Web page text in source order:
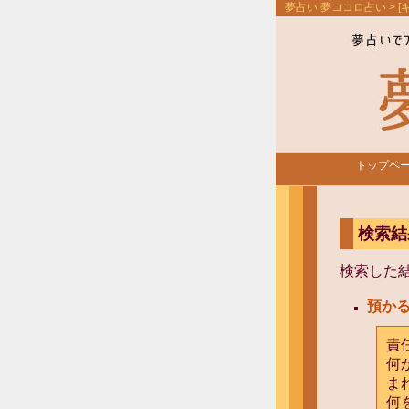
夢占い 夢ココロ占い > [
トップペ
検索
検索した
預か
責
何
ま
何